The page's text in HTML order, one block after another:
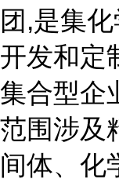
团,是集
开发和定
集合型企
范围涉及
间体、化